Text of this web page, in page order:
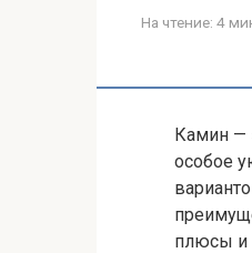
На чтение: 4
Камин —
особое
плюсы и